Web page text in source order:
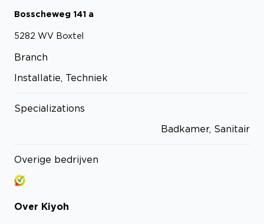
Bosscheweg 141 a
5282 WV Boxtel
Branch
Installatie, Techniek
Specializations
Badkamer, Sanitair
Overige bedrijven
Over Kiyoh